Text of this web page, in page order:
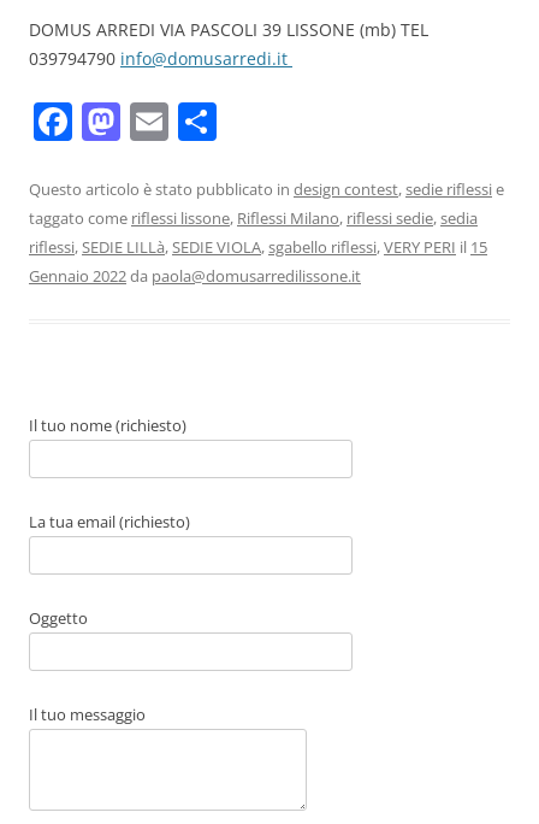
DOMUS ARREDI VIA PASCOLI 39 LISSONE (mb) TEL
039794790 info@domusarredi.it
F
c
e
b
M
st
o
d
E
ai
l
n
di
vi
Questo articolo è stato pubblicato in design contest,sedie riflessie
taggato come riflessi lissone, Riflessi Milano, riflessi sedie,sedia
riflessi,SEDIE LILLà,SEDIE VIOLA,sgabello riflessi,VERY PERI il 15
Gennaio 2022da paola@domusarredilissone.it
Il tuo nome (richiesto)
La tua email (richiesto)
Oggetto
Il tuo messaggio